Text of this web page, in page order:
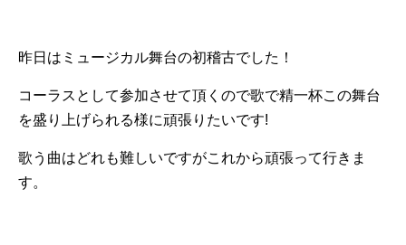
昨日はミュージカル舞台の初稽古でした！
コーラスとして参加させて頂くので歌で精一杯この舞台
を盛り上げられる様に頑張りたいです!
歌う曲はどれも難しいですがこれから頑張って行きま
す。